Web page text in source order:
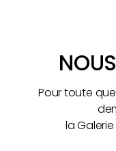
Pour toute
la